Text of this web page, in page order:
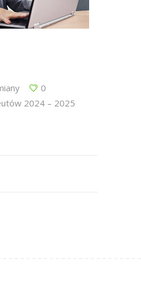
0
2024 – 2025